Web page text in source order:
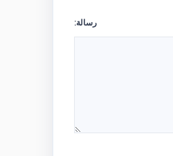
رسالة: